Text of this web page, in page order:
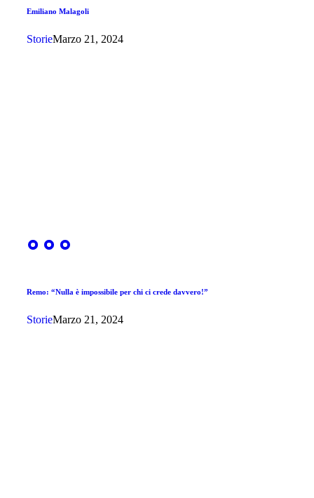
Emiliano Malagoli
StorieMarzo 21, 2024
Remo: “Nulla è impossibile per chi ci crede davvero!”
StorieMarzo 21, 2024